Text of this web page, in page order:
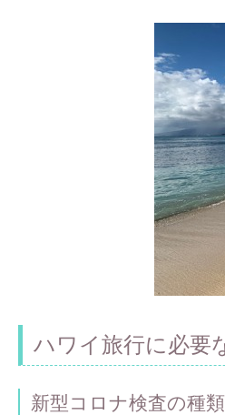
ハワイ旅行に必要
新型コロナ検査の種類